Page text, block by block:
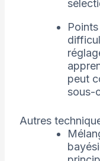
peut
sous-
Autres